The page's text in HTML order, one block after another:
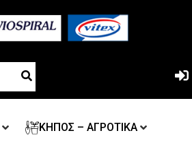
ΚΗΠΟΣ – ΑΓΡΟΤΙΚΑ